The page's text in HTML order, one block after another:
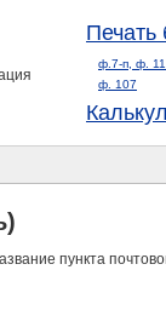
Печать
ф.7-п, ф.
ф. 107
пункта